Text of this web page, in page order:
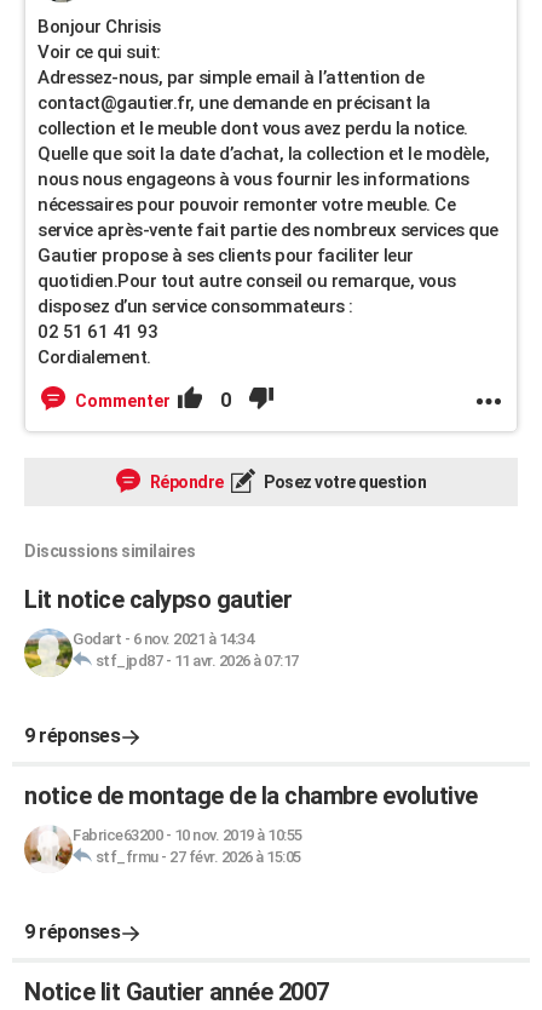
Bonjour Chrisis
Voir ce qui suit:
Adressez-nous, par simple email à l’attention de
contact@gautier.fr, une demande en précisant la
collection et le meuble dont vous avez perdu la notice.
Quelle que soit la date d’achat, la collection et le modèle,
nous nous engageons à vous fournir les informations
nécessaires pour pouvoir remonter votre meuble. Ce
service après-vente fait partie des nombreux services que
Gautier propose à ses clients pour faciliter leur
quotidien.Pour tout autre conseil ou remarque, vous
disposez d’un service consommateurs :
02 51 61 41 93
Cordialement.
Commenter 0
Répondre Posez votre question
Discussions similaires
Lit notice calypso gautier
Godart - 6 nov. 2021 à 14:34
stf_jpd87- 11 avr. 2026 à 07:17
9 réponses
notice de montage de la chambre evolutive
Fabrice63200- 10 nov. 2019 à 10:55
stf_frmu- 27 févr. 2026 à 15:05
9 réponses
Notice lit Gautier année 2007